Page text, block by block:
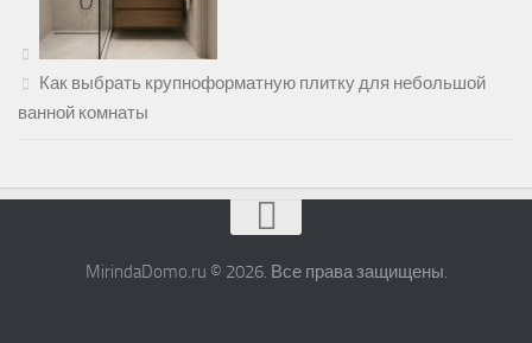
Как выбрать крупноформатную плитку для небольшой
ванной комнаты
MirindaDomo.ru © 2026. Все права защищены.